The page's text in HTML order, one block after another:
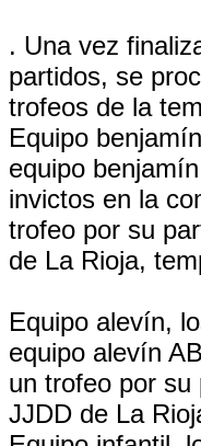
. Una vez
partidos, se
trofeos de la
Equipo
equipo
invictos en la
trofeo por su
de La Rioja,
Equipo alevín,
equipo alevín
un trofeo por su
JJDD de La